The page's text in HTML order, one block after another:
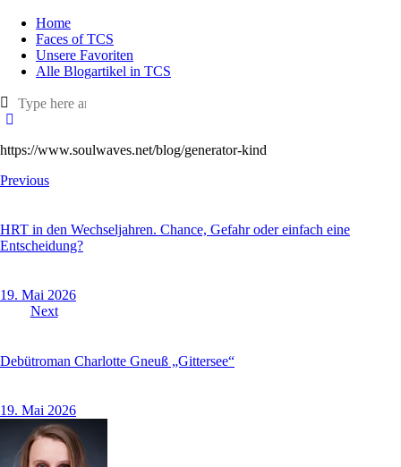
Home
Faces of TCS
Unsere Favoriten
Alle Blogartikel in TCS
https://www.soulwaves.net/blog/generator-kind
Previous
HRT in den Wechseljahren. Chance, Gefahr oder einfach eine
Entscheidung?
19. Mai 2026
Next
Debütroman Charlotte Gneuß „Gittersee“
19. Mai 2026